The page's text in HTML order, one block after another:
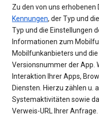
Zu den von uns erhobenen
Kennungen, der Typ und
Typ und die Einstellungen
Informationen zum
Mobilfunkanbieters und
Versionsnummer der App.
Interaktion Ihrer Apps,
Diensten. Hierzu zählen u.
Systemaktivitäten sowie
Verweis-URL Ihrer Anfrage.